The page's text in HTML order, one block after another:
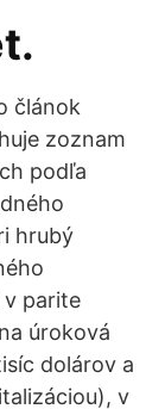
článok
zoznam
podľa
hrubý
parite
úroková
dolárov a
v